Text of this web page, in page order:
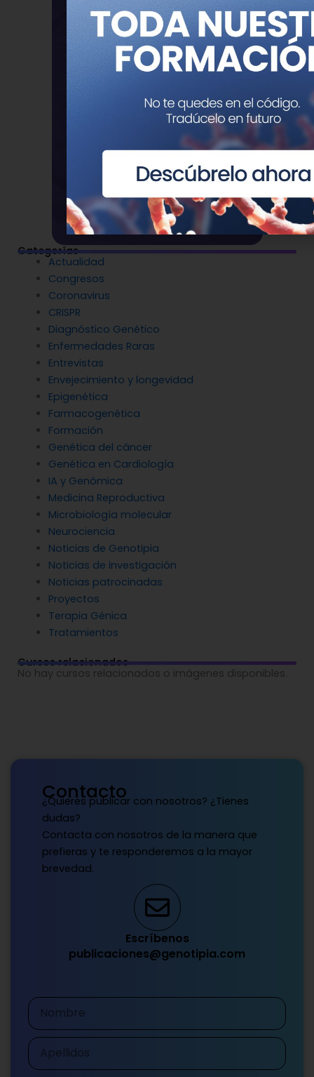
Categorías
Actualidad
Congresos
Coronavirus
CRISPR
Diagnóstico Genético
Enfermedades Raras
Entrevistas
Envejecimiento y longevidad
Epigenética
Farmacogenética
Formación
Genética del cáncer
Genética en Cardiología
IA y Genómica
Medicina Reproductiva
Microbiología molecular
Neurociencia
Noticias de Genotipia
Noticias de investigación
Noticias patrocinadas
Proyectos
Terapia Génica
Tratamientos
Cursos relacionados
No hay cursos relacionados o imágenes disponibles.
Contacto
¿Quieres publicar con nosotros? ¿Tienes
dudas?
Contacta con nosotros de la manera que
prefieras y te responderemos a la mayor
brevedad.
Escríbenos
publicaciones@genotipia.com
Nombre
Apellidos